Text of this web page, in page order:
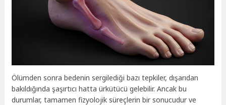
Ölümden sonra bedenin sergilediği bazı tepkiler, dışarıdan
bakıldığında şaşırtıcı hatta ürkütücü gelebilir. Ancak bu
durumlar, tamamen fizyolojik süreçlerin bir sonucudur ve